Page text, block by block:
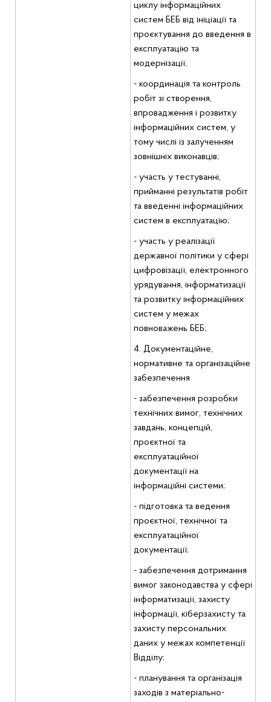
циклу інформаційних
систем БЕБ від ініціації та
проєктування до введення в
експлуатацію та
модернізації;
- координація та контроль
робіт зі створення,
впровадження і розвитку
інформаційних систем, у
тому числі із залученням
зовнішніх виконавців;
- участь у тестуванні,
прийманні результатів робіт
та введенні інформаційних
систем в експлуатацію;
- участь у реалізації
державної політики у сфері
цифровізації, електронного
урядування, інформатизації
та розвитку інформаційних
систем у межах
повноважень БЕБ;
4. Документаційне,
нормативне та організаційне
забезпечення
- забезпечення розробки
технічних вимог, технічних
завдань, концепцій,
проєктної та
експлуатаційної
документації на
інформаційні системи;
- підготовка та ведення
проєктної, технічної та
експлуатаційної
документації;
- забезпечення дотримання
вимог законодавства у сфері
інформатизації, захисту
інформації, кіберзахисту та
захисту персональних
даних у межах компетенції
Відділу;
- планування та організація
заходів з матеріально-